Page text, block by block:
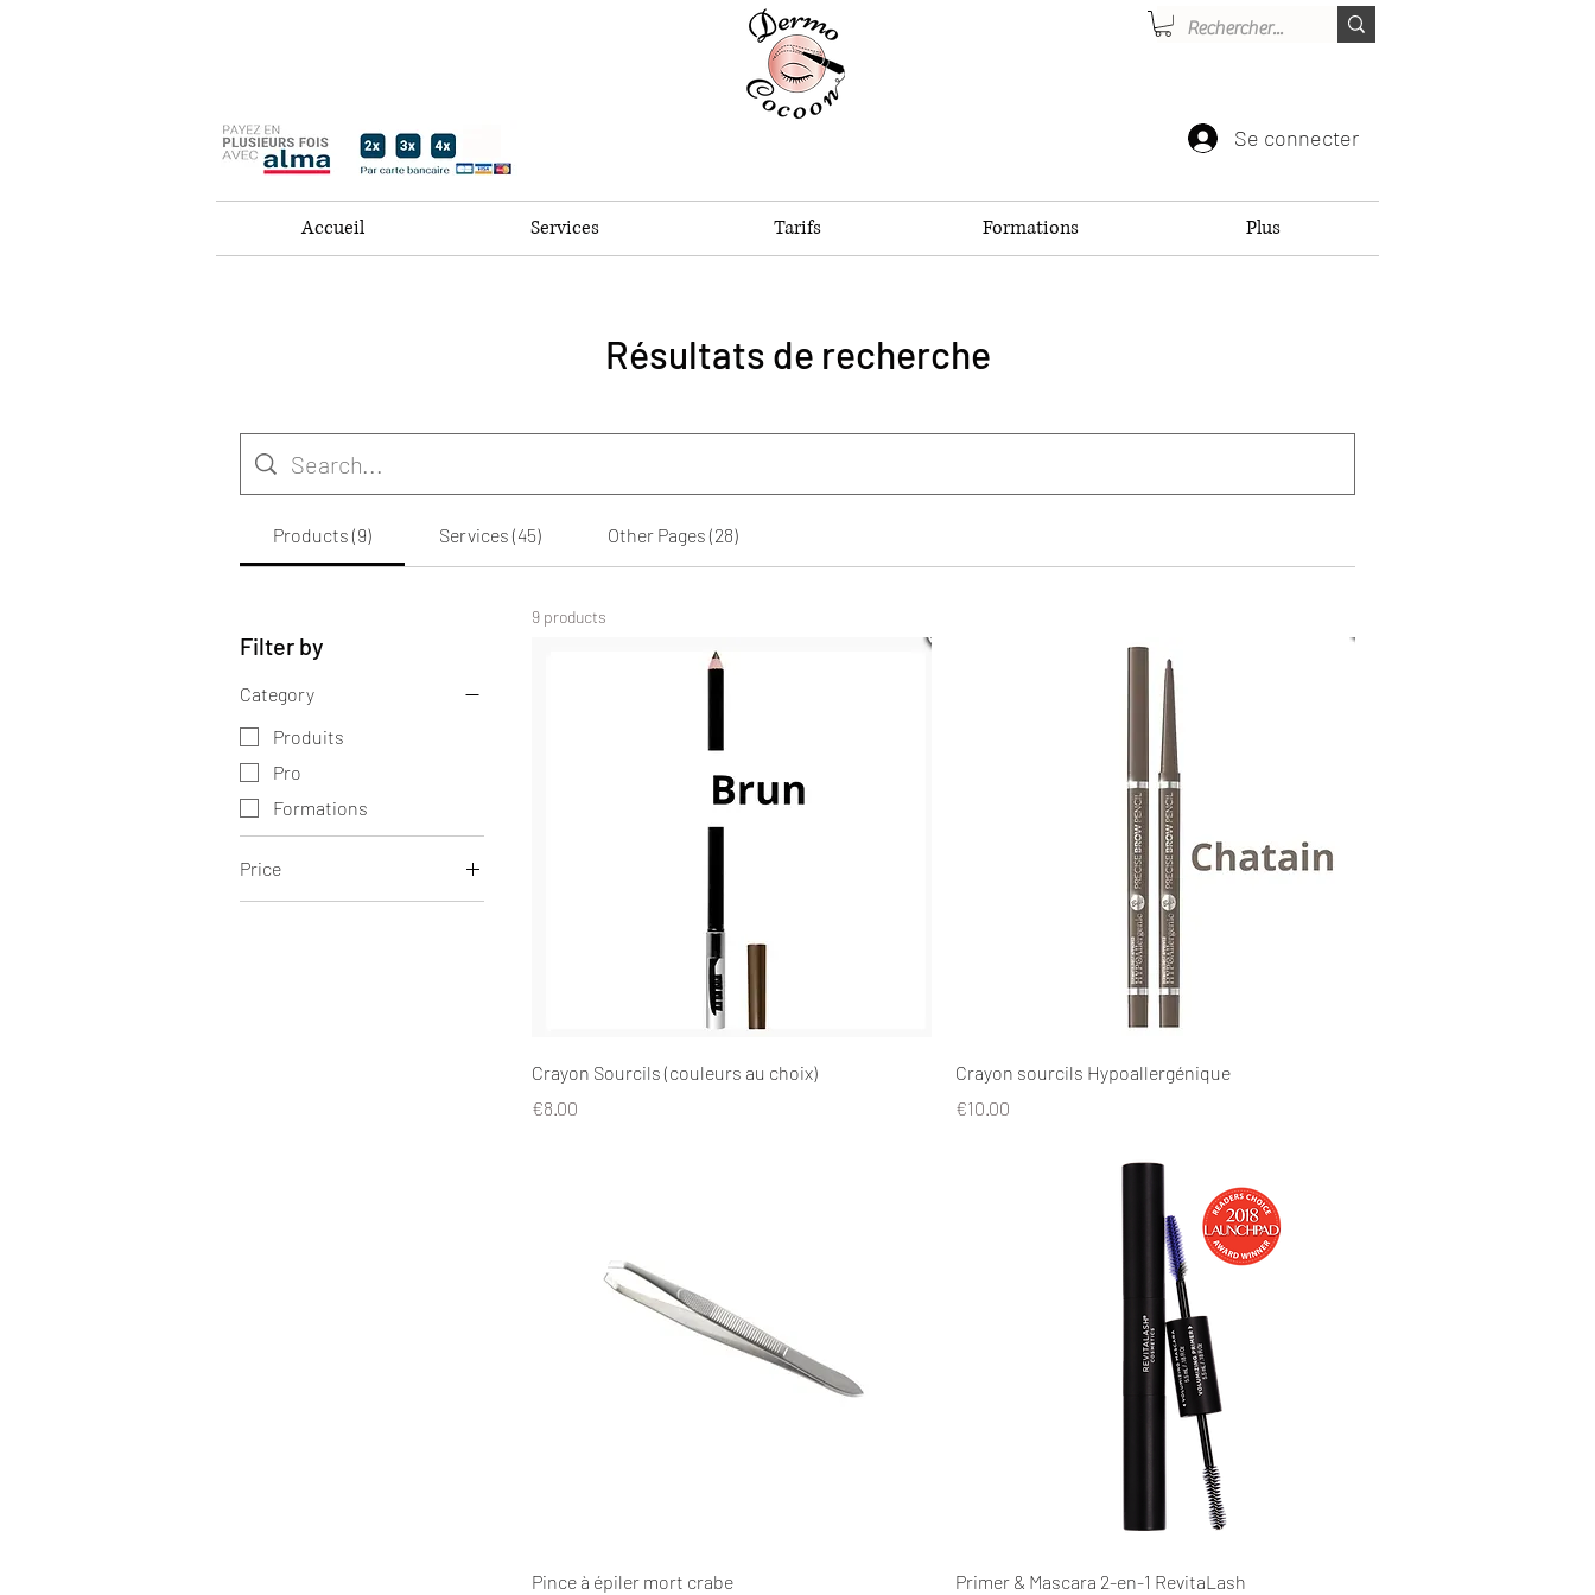
Se connecter
Accueil Services Tarifs Formations Plus
Résultats de recherche
Products (9) Services (45) Other Pages (28)
Filter by
Category
Produits
Pro
Formations
Price
9 products
Crayon Sourcils (couleurs au choix)
Price
€8.00
Crayon sourcils Hypoallergénique
Price
€10.00
Pince à épiler mort crabe
Primer & Mascara 2-en-1 RevitaLash